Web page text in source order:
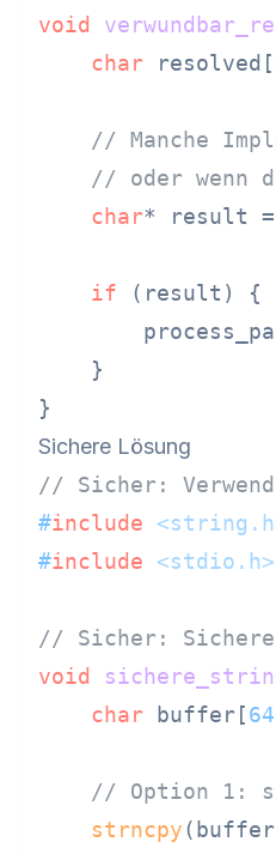
void
char
// Manche
// oder wenn
char* result =
if (result) {
    }
Sichere Lösung
// Sicher:
#include
#include <stdio.h>
// Sicher:
void
char buffer[64
// Option 1:
strncpy